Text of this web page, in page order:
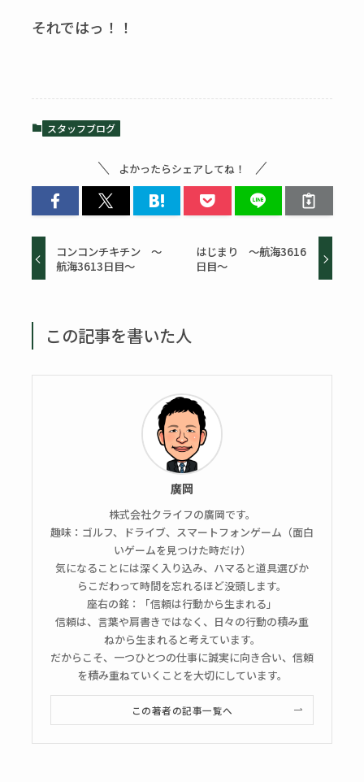
それではっ！！
スタッフブログ
よかったらシェアしてね！
コンコンチキチン ～
航海3613日目～
はじまり ～航海3616
日目～
この記事を書いた人
廣岡
株式会社クライフの廣岡です。
趣味：ゴルフ、ドライブ、スマートフォンゲーム（面白
いゲームを見つけた時だけ）
気になることには深く入り込み、ハマると道具選びか
らこだわって時間を忘れるほど没頭します。
座右の銘：「信頼は行動から生まれる」
信頼は、言葉や肩書きではなく、日々の行動の積み重
ねから生まれると考えています。
だからこそ、一つひとつの仕事に誠実に向き合い、信頼
を積み重ねていくことを大切にしています。
この著者の記事一覧へ